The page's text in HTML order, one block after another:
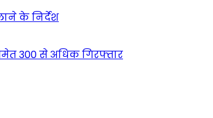
के निर्देश
300 से अधिक गिरफ्तार